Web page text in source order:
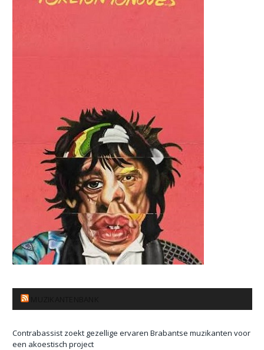
Contrabassist zoekt gezellige ervaren Brabantse muzikanten voor
een akoestisch project